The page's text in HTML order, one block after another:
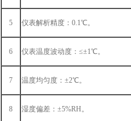
5 仪表解析精度： 0.1℃。
6 仪表温度波动度： ≤±1℃。
7 温度均匀度 ： ±2℃。
8 湿度偏差： ±5%RH。